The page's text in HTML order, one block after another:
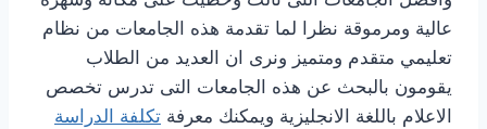
عالية ومرموقة نظرا لما تقدمة هذه الجامعات من نظام
تعليمي متقدم ومتميز ونرى ان العديد من الطلاب
يقومون بالبحث عن هذه الجامعات التى تدرس تخصص
الاعلام باللغة الانجليزية ويمكنك معرفة تكلفة الدراسة